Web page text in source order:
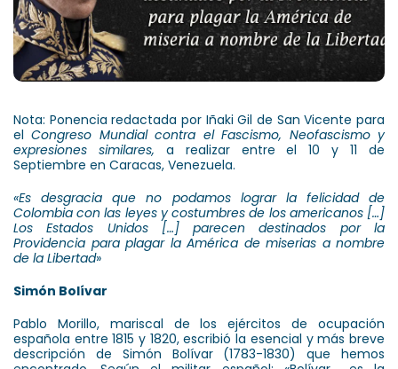
Nota: Ponencia redactada por Iñaki Gil de San Vicente para
elCongreso Mundial contra el Fascismo, Neofascismo y
expresiones similares, a realizar entre el 10 y 11 de
Septiembre en Caracas, Venezuela.
«Es desgracia que no podamos lograr la felicidad de
Colombia con las leyes y costumbres de los americanos […]
Los Estados Unidos […] parecen destinados por la
Providencia para plagar la América de miserias a nombre
de la Libertad»
Simón Bolívar
Pablo Morillo, mariscal de los ejércitos de ocupación
española entre 1815 y 1820, escribió la esencial y más breve
descripción de Simón Bolívar (1783-1830) que hemos